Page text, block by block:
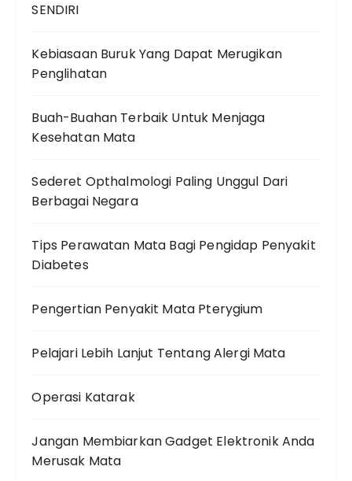
SENDIRI
Kebiasaan Buruk Yang Dapat Merugikan
Penglihatan
Buah-Buahan Terbaik Untuk Menjaga
Kesehatan Mata
Sederet Opthalmologi Paling Unggul Dari
Berbagai Negara
Tips Perawatan Mata Bagi Pengidap Penyakit
Diabetes
Pengertian Penyakit Mata Pterygium
Pelajari Lebih Lanjut Tentang Alergi Mata
Operasi Katarak
Jangan Membiarkan Gadget Elektronik Anda
Merusak Mata